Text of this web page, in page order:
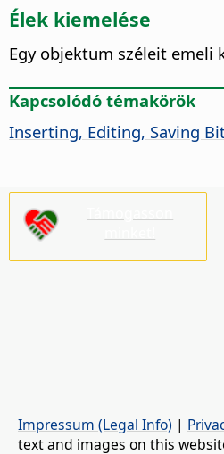
Élek kiemelése
Egy objektum széleit emeli
Kapcsolódó témakörök
Inserting, Editing, Saving
Impressum (Legal Info) |
text and images on this